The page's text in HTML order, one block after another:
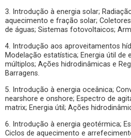
3. Introdução à energia solar;
aquecimento e fração solar;
de águas; Sistemas fotovoltaicos;
4. Introdução aos aproveitamentos
Modelação estatística; Energia útil de
múltiplos; Ações hidrodinâmicas e
Barragens.
5. Introdução à energia oceânica;
nearshore e onshore; Espectro de
matrix; Energia útil; Ações
6. Introdução à energia geotérmica;
Ciclos de aquecimento e